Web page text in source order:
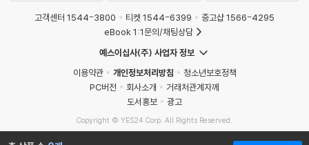
고객센터 1544-3800 티켓 1544-6399
중고샵 1566-4295
eBook 1:1문의/채팅상담
예스이십사(주) 사업자 정보
이용약관
개인정보처리방침
청소년보호정책
PC버전
회사소개
거래처관계자께
도서홍보
광고
Copyright © YES24 Corp. All Rights Reserved.
MATOM1